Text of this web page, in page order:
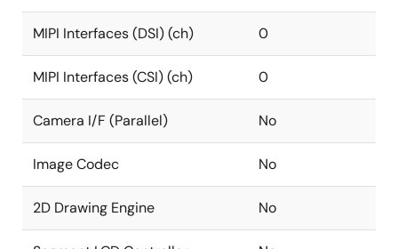
MIPI Interfaces (DSI) (ch) 0
MIPI Interfaces (CSI) (ch) 0
Camera I/F (Parallel) No
Image Codec No
2D Drawing Engine No